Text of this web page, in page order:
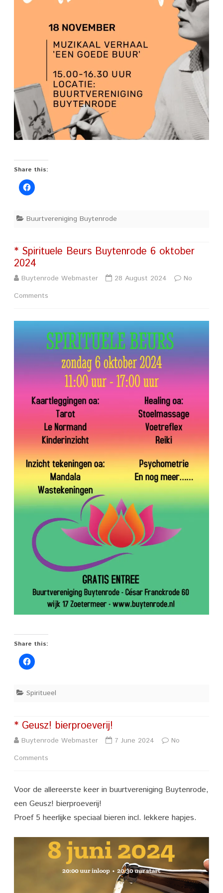
Buytenrode
op
18
november
Share this:
Buurtvereniging Buytenrode
* Spirituele Beurs Buytenrode 6 oktober
2024
Buytenrode Webmaster 28 August 2024
No
Comments
Spirituele
Beurs
Buytenrode
oktober
2024
Share this:
Spiritueel
* Geusz! bierproeverij!
Buytenrode Webmaster 7 June 2024
No
Comments
Geusz!
bierproeverij!
Voor de allereerste keer in buurtvereniging Buytenrode,
een Geusz! bierproeverij!
Proef 5 heerlijke speciaal bieren incl. lekkere hapjes.